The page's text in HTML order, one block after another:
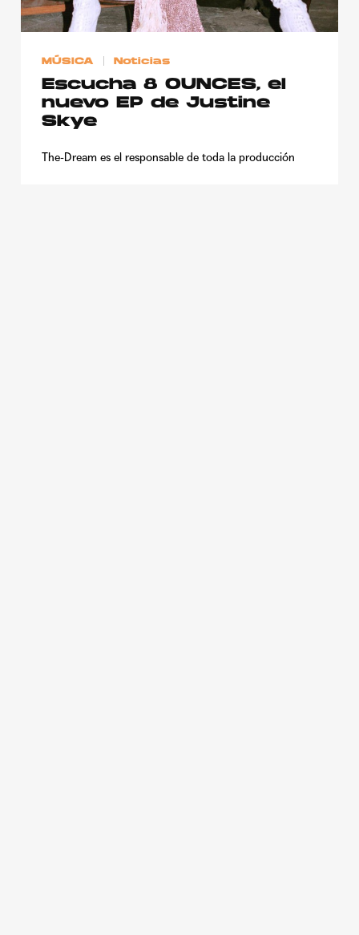
MÚSICA Noticias
Escucha 8 OUNCES, el
nuevo EP de Justine
Skye
The-Dream es el responsable de toda la producción